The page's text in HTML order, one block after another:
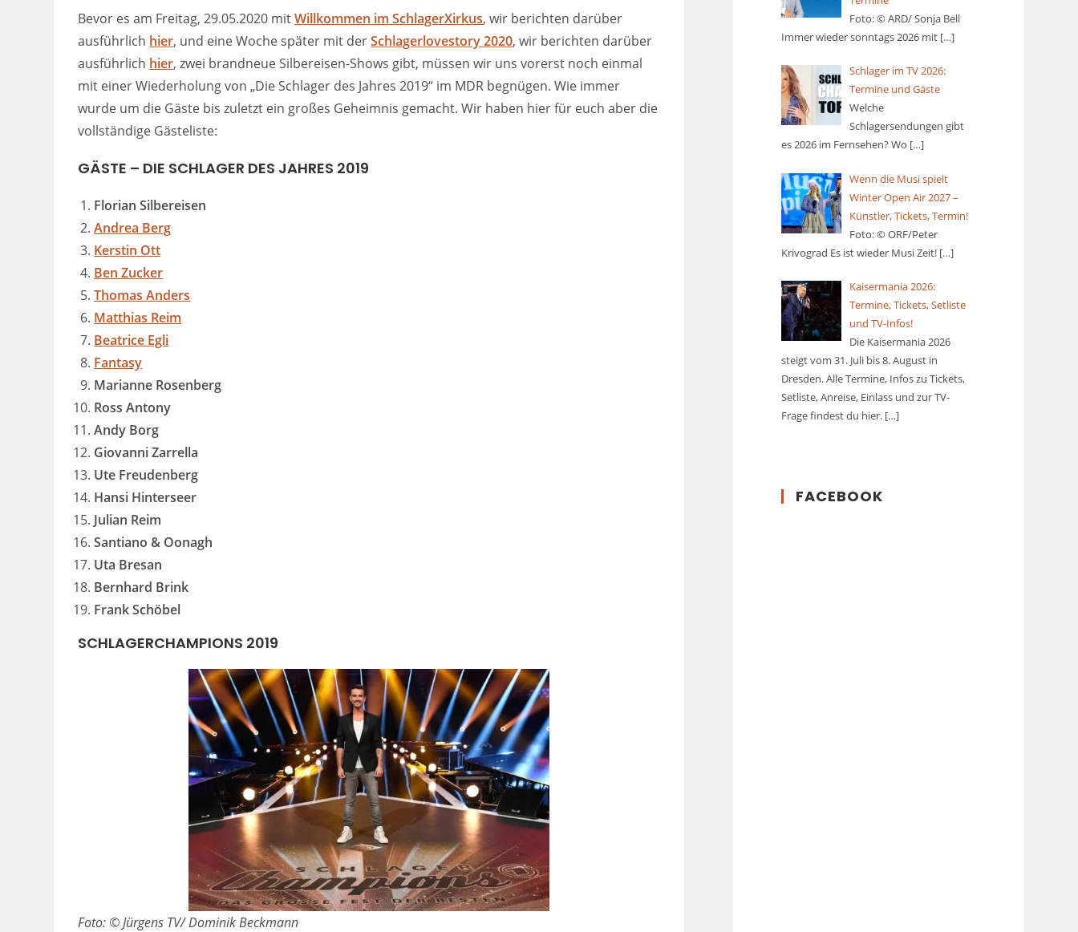
Bevor es am Freitag, 29.05.2020 mitWillkommen im SchlagerXirkus, wir berichten darüber
ausführlich hier, und eine Woche später mit derSchlagerlovestory 2020, wir berichten darüber
ausführlich hier, zwei brandneue Silbereisen-Shows gibt, müssen wir uns vorerst noch einmal
mit einer Wiederholung von „Die Schlager des Jahres 2019“ im MDR begnügen. Wie immer
wurde um die Gäste bis zuletzt ein großes Geheimnis gemacht. Wir haben hier für euch aber die
vollständige Gästeliste:
GÄSTE – DIE SCHLAGER DES JAHRES 2019
Florian Silbereisen
Andrea Berg
Kerstin Ott
Ben Zucker
Thomas Anders
Matthias Reim
Beatrice Egli
Fantasy
Marianne Rosenberg
Ross Antony
Andy Borg
Giovanni Zarrella
Ute Freudenberg
Hansi Hinterseer
Julian Reim
Santiano & Oonagh
Uta Bresan
Bernhard Brink
Frank Schöbel
SCHLAGERCHAMPIONS 2019
Foto: © Jürgens TV/ Dominik Beckmann
Foto: © ARD/ Sonja Bell
Immer wieder sonntags 2026 mit […]
Schlager im TV 2026:
Termine und Gäste
Welche
Schlagersendungen gibt
es 2026 im Fernsehen? Wo […]
Wenn die Musi spielt
Winter Open Air 2027 –
Künstler, Tickets, Termin!
Foto: © ORF/Peter
Krivograd Es ist wieder Musi Zeit! […]
Kaisermania 2026:
Termine, Tickets, Setliste
und TV-Infos!
Die Kaisermania 2026
steigt vom 31. Juli bis 8. August in
Dresden. Alle Termine, Infos zu Tickets,
Setliste, Anreise, Einlass und zur TV-
Frage findest du hier.[…]
FACEBOOK